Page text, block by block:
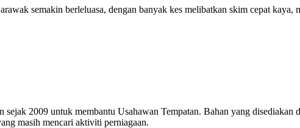
semakin berleluasa, dengan banyak kes melibatkan skim cepat kaya,
2009 untuk membantu Usahawan Tempatan. Bahan yang disediakan
masih mencari aktiviti perniagaan.